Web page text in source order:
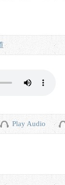
Play Audio